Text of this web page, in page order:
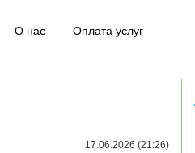
О нас Оплата услуг
17.06.2026 (21:26)